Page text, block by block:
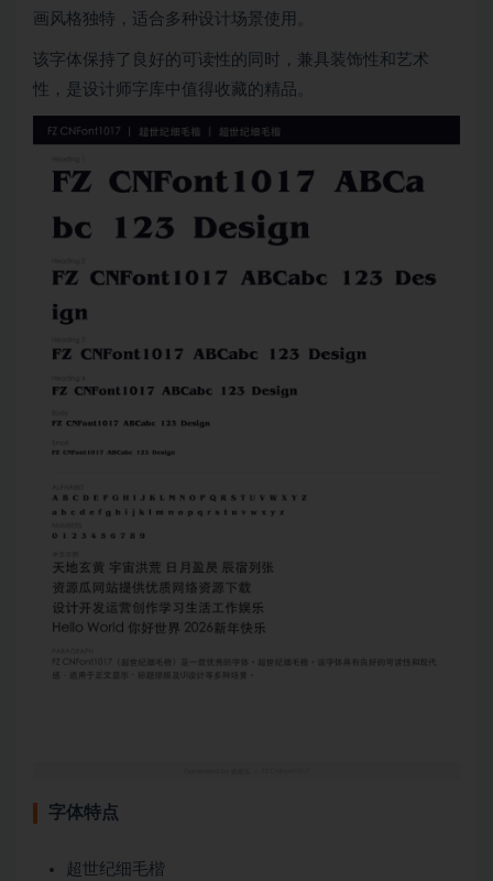
画风格独特，适合多种设计场景使用。
该字体保持了良好的可读性的同时，兼具装饰性和艺术
性，是设计师字库中值得收藏的精品。
字体特点
超世纪细毛楷